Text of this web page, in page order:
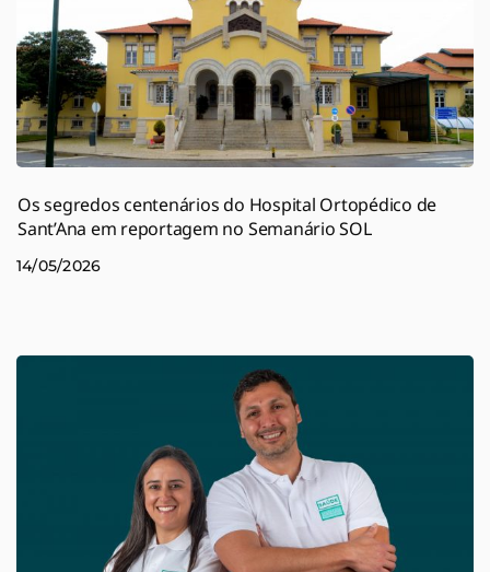
Os segredos centenários do Hospital Ortopédico de
Sant’Ana em reportagem no Semanário SOL
14/05/2026